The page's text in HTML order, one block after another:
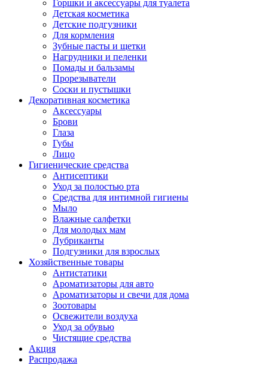
Горшки и аксессуары для туалета
Детская косметика
Детские подгузники
Для кормления
Зубные пасты и щетки
Нагрудники и пеленки
Помады и бальзамы
Прорезыватели
Соски и пустышки
Декоративная косметика
Аксессуары
Брови
Глаза
Губы
Лицо
Гигиенические средства
Антисептики
Уход за полостью рта
Средства для интимной гигиены
Мыло
Влажные салфетки
Для молодых мам
Лубриканты
Подгузники для взрослых
Хозяйственные товары
Антистатики
Ароматизаторы для авто
Ароматизаторы и свечи для дома
Зоотовары
Освежители воздуха
Уход за обувью
Чистящие средства
Акция
Распродажа